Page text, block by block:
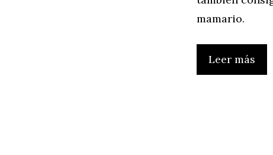
mamario.
Leer más